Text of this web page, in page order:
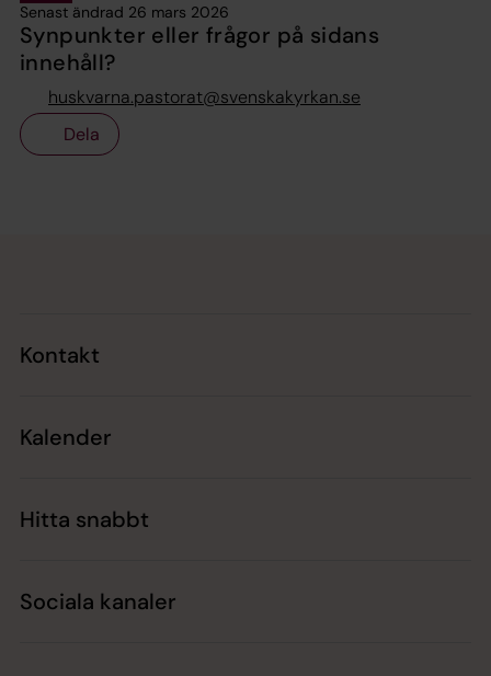
Senast ändrad 26 mars 2026
Synpunkter eller frågor på sidans
innehåll?
huskvarna.pastorat@svenskakyrkan.se
Dela
Kontakt
Kalender
Hitta snabbt
Sociala kanaler